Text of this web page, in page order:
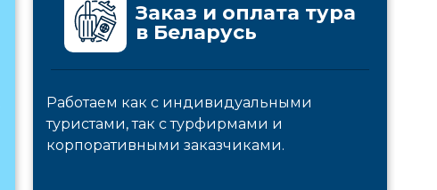
Заказ и оплата тура
в Беларусь
Работаем как с индивидуальными
туристами, так с турфирмами и
корпоративными заказчиками.